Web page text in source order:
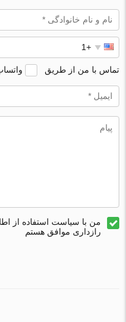
تماس با من از طریق
من با سیاست استفاده از
رازداری موافق هستم